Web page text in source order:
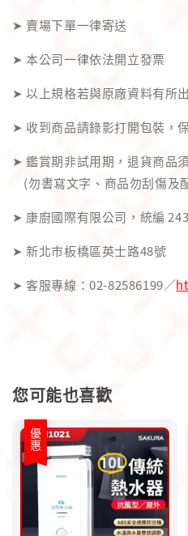
➤ 賣場下單一律寄送
➤ 本公司一律依法開立發票
➤ 以上規格若與原廠資料有所
➤ 收到商品請錄影打開包裝，
➤ 鑑賞期非試用期，退貨商品
(勿書寫文字、商品勿刮傷及
➤ 康廚國際有限公司，統編
➤ 新北市板橋區英士路48號
➤ 客服專線：02-82586199／
您可能也喜歡
優惠